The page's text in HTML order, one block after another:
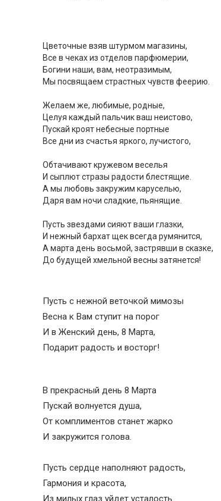
Цветочные взяв штурмом магазины,
Все в чеках из отделов парфюмерии,
Богини наши, вам, неотразимым,
Мы посвящаем страстных чувств феерию.
Желаем же, любимые, родные,
Целуя каждый пальчик ваш неистово,
Пускай кроят небесные портные
Все дни из счастья яркого, лучистого,
Обтачивают кружевом веселья
И сыплют стразы радости блестящие.
А мы любовь закружим каруселью,
Даря вам ночи сладкие, пьянящие.
Пусть звездами сияют ваши глазки,
И нежный бархат щек всегда румянится,
А марта день восьмой, застрявши в сказке,
До будущей хмельной весны затянется!
Пусть с нежной веточкой мимозы
Весна к Вам ступит на порог
И в Женский день, 8 Марта,
Подарит радость и восторг!
В прекрасный день 8 Марта
Пускай волнуется душа,
От комплиментов станет жарко
И закружится голова.
Пусть сердце наполняют радость,
Гармония и красота,
Из милых глаз уйдет усталость